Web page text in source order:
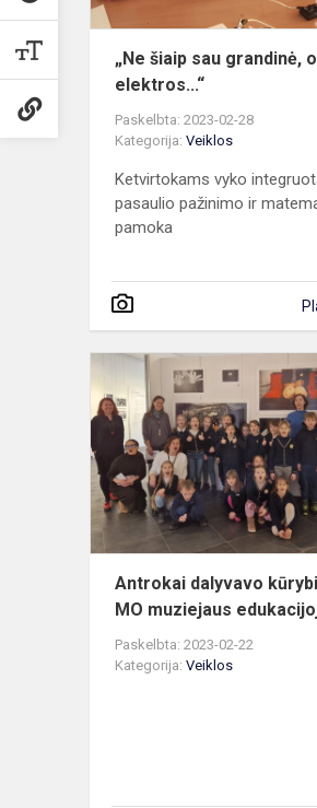
„Ne šiaip sau grandinė, o
elektros...“
Paskelbta: 2023-02-28
Kategorija: Veiklos
Ketvirtokams vyko
pasaulio pažinimo ir
pamoka
Antrokai dalyvavo
MO muziejaus
Paskelbta: 2023-02-22
Kategorija: Veiklos